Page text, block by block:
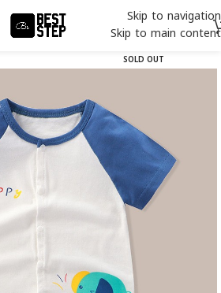
Skip to navigation
Skip to main content
SOLD OUT